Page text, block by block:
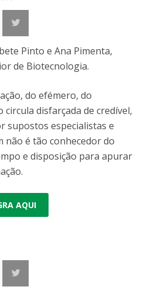
Pinto e Ana Pimenta,
de Biotecnologia.
do efémero, do
disfarçada de credível,
supostos especialistas e
não é tão conhecedor do
e disposição para apurar
AQUI